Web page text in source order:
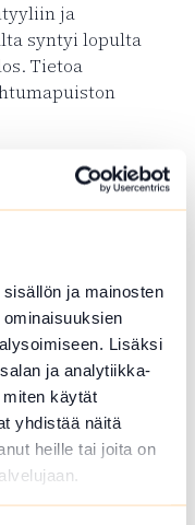
ja mainosten
Lisäksi
ja analytiikka-
käytät
yhdistää näitä
heille tai joita on
ja
syntyi lopulta
Tietoa
Kirkon
kirkon